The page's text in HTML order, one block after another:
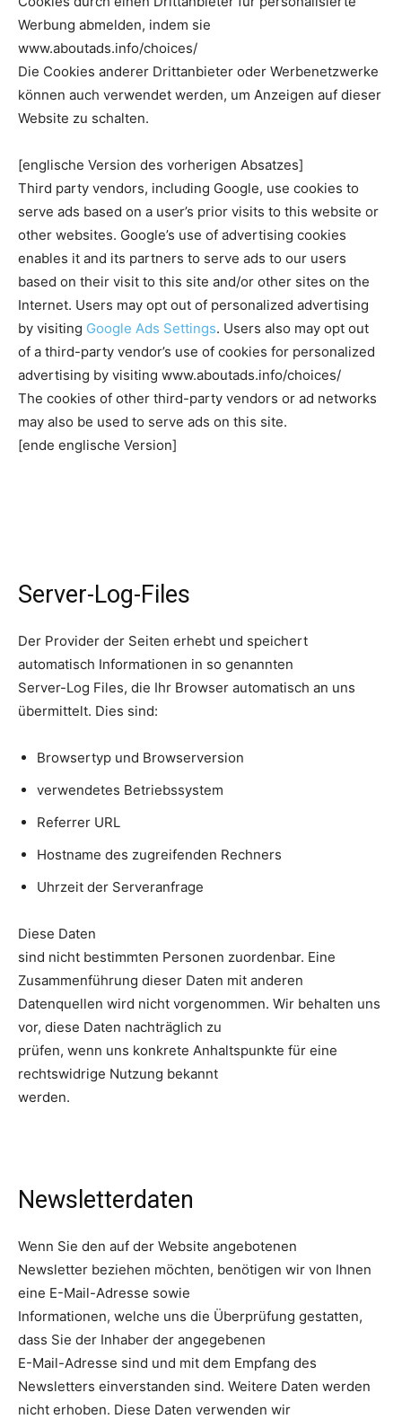
Werbung abmelden, indem sie
www.aboutads.info/choices/
Die Cookies anderer Drittanbieter oder Werbenetzwerke
können auch verwendet werden, um Anzeigen auf dieser
Website zu schalten.
[englische Version des vorherigen Absatzes]
Third party vendors, including Google, use cookies to
serve ads based on a user’s prior visits to this website or
other websites. Google’s use of advertising cookies
enables it and its partners to serve ads to our users
based on their visit to this site and/or other sites on the
Internet. Users may opt out of personalized advertising
by visiting Google Ads Settings. Users also may opt out
of a third-party vendor’s use of cookies for personalized
advertising by visiting www.aboutads.info/choices/
The cookies of other third-party vendors or ad networks
may also be used to serve ads on this site.
[ende englische Version]
Server-Log-Files
Der Provider der Seiten erhebt und speichert
automatisch Informationen in so genannten
Server-Log Files, die Ihr Browser automatisch an uns
übermittelt. Dies sind:
Browsertyp und Browserversion
verwendetes Betriebssystem
Referrer URL
Hostname des zugreifenden Rechners
Uhrzeit der Serveranfrage
Diese Daten
sind nicht bestimmten Personen zuordenbar. Eine
Zusammenführung dieser Daten mit anderen
Datenquellen wird nicht vorgenommen. Wir behalten uns
vor, diese Daten nachträglich zu
prüfen, wenn uns konkrete Anhaltspunkte für eine
rechtswidrige Nutzung bekannt
werden.
Newsletterdaten
Wenn Sie den auf der Website angebotenen
Newsletter beziehen möchten, benötigen wir von Ihnen
eine E-Mail-Adresse sowie
Informationen, welche uns die Überprüfung gestatten,
dass Sie der Inhaber der angegebenen
E-Mail-Adresse sind und mit dem Empfang des
Newsletters einverstanden sind. Weitere Daten werden
nicht erhoben. Diese Daten verwenden wir